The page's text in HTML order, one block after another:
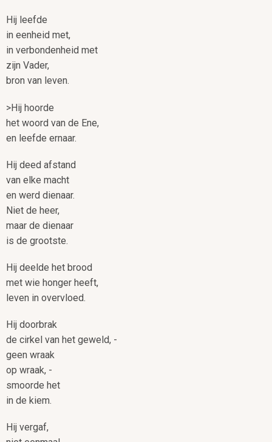
Hij leefde
in eenheid met,
in verbondenheid met
zijn Vader,
bron van leven.
>Hij hoorde
het woord van de Ene,
en leefde ernaar.
Hij deed afstand
van elke macht
en werd dienaar.
Niet de heer,
maar de dienaar
is de grootste.
Hij deelde het brood
met wie honger heeft,
leven in overvloed.
Hij doorbrak
de cirkel van het geweld, -
geen wraak
op wraak, -
smoorde het
in de kiem.
Hij vergaf,